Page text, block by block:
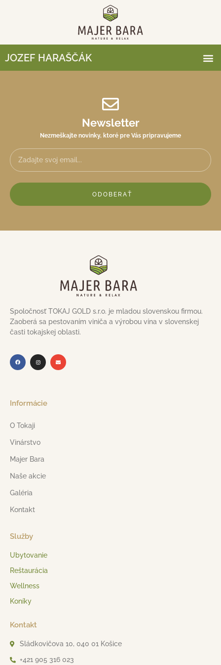
JOZEF HARAŠČÁK
Newsletter
Nezmeškajte novinky, ktoré pre Vás pripravujeme
ODOBERAŤ
Spoločnosť TOKAJ GOLD s.r.o. je mladou slovenskou firmou.
Zaoberá sa pestovaním viniča a výrobou vína v slovenskej
časti tokajskej oblasti.
Informácie
O Tokaji
Vinárstvo
Majer Bara
Naše akcie
Galéria
Kontakt
Služby
Ubytovanie
Reštaurácia
Wellness
Koníky
Kontakt
Sládkovičova 10, 040 01 Košice
+421 905 316 023